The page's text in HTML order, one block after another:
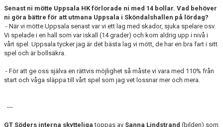
Senast ni mötte Uppsala HK förlorade ni med 14 bollar. Vad behöver
ni göra bättre för att utmana Uppsala i Sköndalshallen på lördag?
- När vi mötte Uppsala senast var vi ett lag med skador, sjuka spelare osv.
Vi spelade i en hall som var iskall (14 grader) och kom aldrig upp i nivå i
vårt spel. Uppsala tycker jag är det bästa lag vi mött, de har en bra fart i sitt
spel och är bollsäkra.
- För att ge oss själva en rättvis möjlighet så måste vi vara med 110% från
start och våga släppa till vårt spel som jag vet lossnar mer och mera.
---
GT Söders interna skytteliga toppas av Sanna Lindstrand (bilden) som